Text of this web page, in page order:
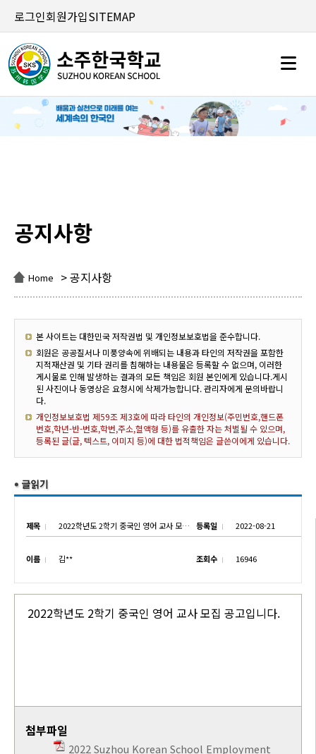
로그인회원가입SITEMAP
공지사항
Home > 공지사항
본 사이트는 대한민국 저작권법 및 개인정보보호법을 준수합니다.
회원은 공공질서나 미풍양속에 위배되는 내용과 타인의 저작권을 포함한
지적재산권 및 기타 권리를 침해하는 내용물은 등록할 수 없으며, 이러한
게시물로 인해 발생하는 결과의 모든 책임은 회원 본인에게 있습니다.게시
된 사진이나 동영상은 요청시에 삭제가능합니다. 관리자에게 문의바랍니
다.
개인정보보호법 제59조 제3호에 따라 타인의 개인정보(주민번호,핸드폰
번호,학년-반-번호,학번,주소,혈액형 등)를 유출한 자는 처벌될 수 있으며,
등록된 글(글, 텍스트, 이미지 등)에 대한 법적책임은 글쓴이에게 있습니다.
제목 2022학년도 2학기 중국인 영어 교사 모집 공고 등록일 2022-08-21
이름 김** 조회수 16946
2022학년도 2학기 중국인 영어 교사 모집 공고입니다.
첨부파일
2022 Suzhou Korean School Employment